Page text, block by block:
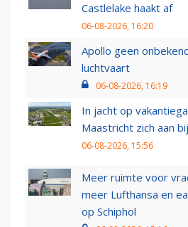
Castlelake haakt af
06-08-2026, 16:20
Apollo geen
luchtvaart
06-08-2026, 16:19
In jacht op
Maastricht zich aan
06-08-2026, 15:56
Meer ruimte voor
meer Lufthansa en
op Schiphol